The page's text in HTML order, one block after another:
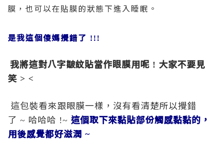
膜，也可以在貼膜的狀態下進入睡眠。
是我這個傻媽攪錯了 !!!
我將這對八字皺紋貼當作眼膜用呢 ! 大家不要見
笑 > <
這包裝看來跟眼膜一樣，沒有看清楚所以攪錯
了 ~ 哈哈哈 !~ 這個取下來黏貼部份觸感黏黏的，
用後感覺都好滋潤 ~